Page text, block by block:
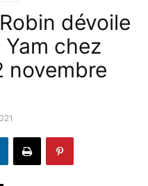
dévoile
chez
novembre